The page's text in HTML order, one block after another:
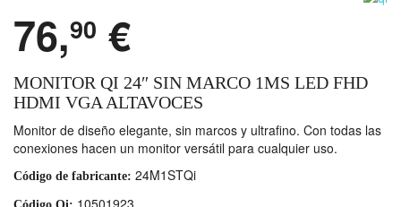
76,90 €
MONITOR QI 24″ SIN MARCO 1MS LED FHD
HDMI VGA ALTAVOCES
Monitor de diseño elegante, sin marcos y ultrafino. Con todas las
conexiones hacen un monitor versátil para cualquier uso.
Código de fabricante: 24M1STQi
10501923